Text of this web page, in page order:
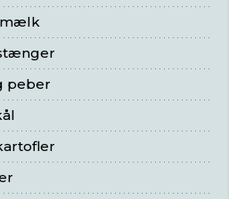
peber